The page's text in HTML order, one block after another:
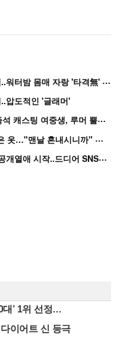
비
비, 성행위 연상 안무로 논란인데..워터밤 몸매 자랑 '타격無' 근황
압도적인 '글래머'
“
연습생 아닙니다” 싸이 '흠뻑쇼' 즉석 캐스팅 여중생, 루머 뿔났다[Oh!쎈 이...
홍
진영, '임신설' 종결 작정하고 입은 옷…"맨날 혼내시니까" 억울
'
흑백' 김도윤♥배우 김서연, 4년만 공개열애 시작..드디어 SNS에 노출 [핫피...